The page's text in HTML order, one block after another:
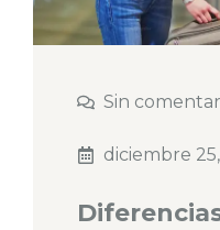
Sin
diciembre